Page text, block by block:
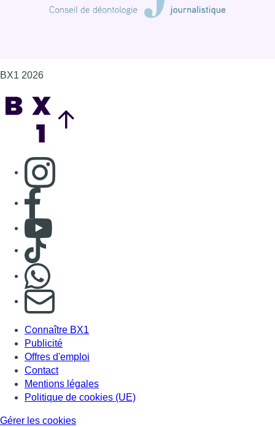
BX1 2026
Consulter page Instagram
Consulter page Facebook
Consulter Youtube
Consulter TikTok
S'abonner à notre newsletter
Connaître BX1
Publicité
Offres d'emploi
Contact
Mentions légales
Politique de cookies (UE)
Gérer les cookies